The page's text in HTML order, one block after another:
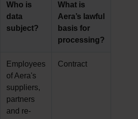
Who is
data
subject?
What is
Aera’s lawful
basis for
processing?
Employees
of Aera's
suppliers,
partners
and re-
Contract